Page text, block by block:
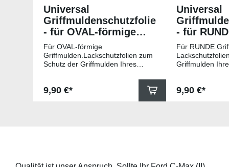
Universal
Griffmuldenschutzfolie
- für OVAL-förmige
Griffmulden
Für OVAL-förmige
Griffmulden.Lackschutzfolien zum
Schutz der Griffmulden Ihres
Schutzfolie gegen Kratzer in den
Griffmulden. Die Pads sind 78mm
Regulärer Preis:
9,90 €*
Universal
- für
Für RUNDE
Griffmulden
Die Pads sind
Regulärer
9,90 €*